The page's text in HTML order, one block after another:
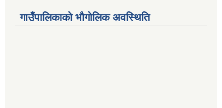
गाउँपालिकाको भौगोलिक अवस्थिति